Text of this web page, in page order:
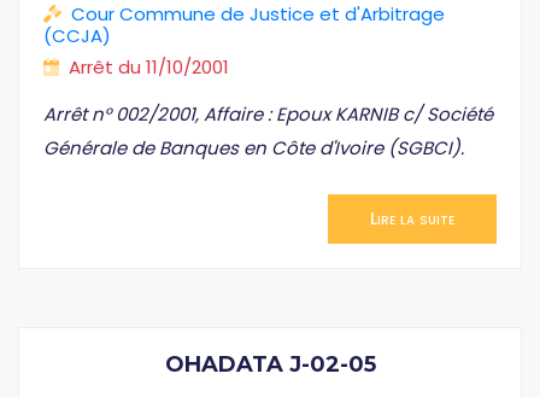
Cour Commune de Justice et d'Arbitrage
(CCJA)
Arrêt du 11/10/2001
Arrêt n° 002/2001, Affaire : Epoux KARNIB c/ Société
Générale de Banques en Côte d'Ivoire (SGBCI).
Lire la suite
OHADATA J-02-05